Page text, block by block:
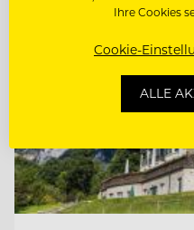
Ihre Cookies
Cookie-
ALLE